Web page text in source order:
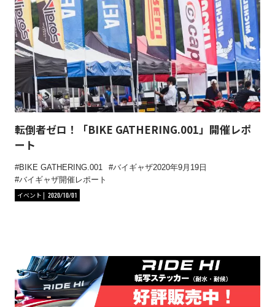
転倒者ゼロ！「BIKE GATHERING.001」開催レポ
ート
BIKE GATHERING.001
バイギャザ2020年9月19日
バイギャザ開催レポート
イベント
2020/10/01